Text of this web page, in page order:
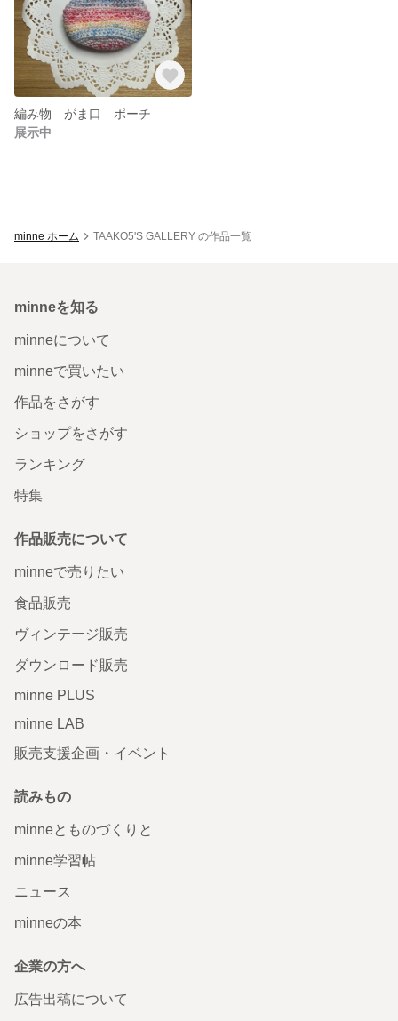
編み物 がま口 ポーチ
展示中
minne ホーム TAAKO5'S GALLERY の作品一覧
minneを知る
minneについて
minneで買いたい
作品をさがす
ショップをさがす
ランキング
特集
作品販売について
minneで売りたい
食品販売
ヴィンテージ販売
ダウンロード販売
minne PLUS
minne LAB
販売支援企画・イベント
読みもの
minneとものづくりと
minne学習帖
ニュース
minneの本
企業の方へ
広告出稿について